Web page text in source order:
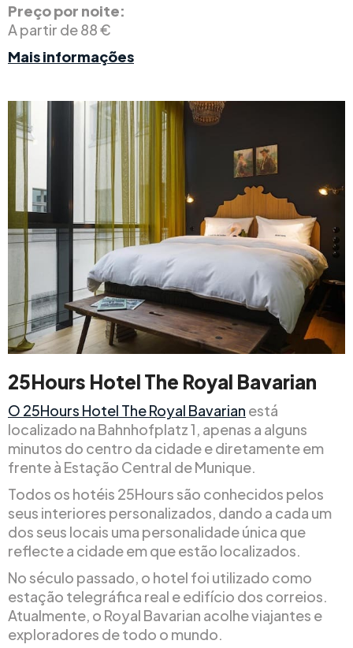
Preço por noite:
A partir de 88 €
Mais informações
25Hours Hotel The Royal Bavarian
O 25Hours Hotel The Royal Bavarian está
localizado na Bahnhofplatz 1, apenas a alguns
minutos do centro da cidade e diretamente em
frente à Estação Central de Munique.
Todos os hotéis 25Hours são conhecidos pelos
seus interiores personalizados, dando a cada um
dos seus locais uma personalidade única que
reflecte a cidade em que estão localizados.
No século passado, o hotel foi utilizado como
estação telegráfica real e edifício dos correios.
Atualmente, o Royal Bavarian acolhe viajantes e
exploradores de todo o mundo.